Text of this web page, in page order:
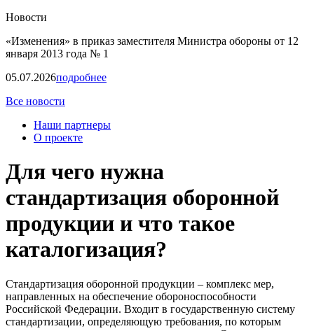
Новости
«Изменения» в приказ заместителя Министра обороны от 12
января 2013 года № 1
05.07.2026подробнее
Все новости
Наши партнеры
О проекте
Для чего нужна
стандартизация оборонной
продукции и что такое
каталогизация?
Стандартизация оборонной продукции – комплекс мер,
направленных на обеспечение обороноспособности
Российской Федерации. Входит в государственную систему
стандартизации, определяющую требования, по которым